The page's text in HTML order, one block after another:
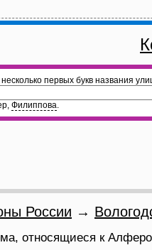
первых букв названия
Филиппова.
России →
относящиеся к